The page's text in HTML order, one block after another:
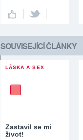
SOUVISEJÍCÍ ČLÁNKY
LÁSKA A SEX
Zastavil se mi
život!